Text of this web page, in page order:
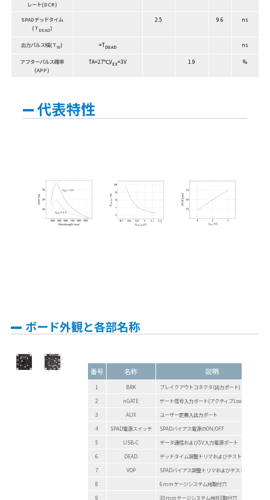
レート(DCR)
SPADデッドタイム
(T DEAD)
2.5 9.6 ns
出力パルス幅(TW) =TDEAD ns
アフターパルス確率
(APP)
TA=27℃,VEX=3V 1.9 %
代表特性
ボード外観と各部名称
番号 名称 説明
1 BRK
ブレイクアウトコネクタ(出力ポート)
2
nGATE
ゲート信号入力ポート(アクティブLow,50Ω終端)
3
AUX
ユーザー定義入出力ポート
4
SPAD電源スイッチ
SPADバイアス電源のON/OFF
5
USB-C
データ通信および5V入力電源ポート
6
DEAD
デッドタイム調整トリマおよびテストポイント
7
VOP
SPADバイアス調整トリマおよびテストポイント
8
6mmケージシステム用取付穴
9
30mmケージシステム用M3取付穴